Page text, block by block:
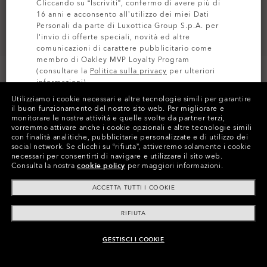
AGGIUNGI AL CARRELLO
Colori (11) LentePrizm Sage Gold Iridium,
Paga nel tempo
Utilizziamo i cookie necessari e altre tecnologie simili per garantire
il buon funzionamento del nostro sito web. Per migliorare e
monitorare le nostre attività e quelle svolte da partner terzi,
vorremmo attivare anche i cookie opzionali e altre tecnologie simili
con finalità analitiche, pubblicitarie personalizzate e di utilizzo dei
social network. Se clicchi su “rifiuta”, attiveremo solamente i cookie
necessari per consentirti di navigare e utilizzare il sito web.
Consulta la nostracookie policy per maggiori informazioni.
ACCETTA TUTTI I COOKIE
RIFIUTA
GESTISCI I COOKIE
Cliccando su “Iscriviti”, confermo di avere più di
16 anni e acconsento all’utilizzo dei miei Dati
Personali da parte di Luxottica Group S.p.A. per
l'invio di offerte speciali, novità ed altre
comunicazioni di carattere pubblicitario come
membro di Oakley MVP Loyalty Program
(consultare la Politica sulla privacy per ulteriori
informazioni).
ISCRIVITI